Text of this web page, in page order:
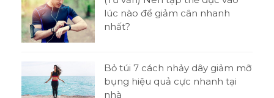
lúc nào để giảm cân nhanh
nhất?
Bỏ túi 7 cách nhảy dây giảm mỡ
bụng hiệu quả cực nhanh tại
nhà